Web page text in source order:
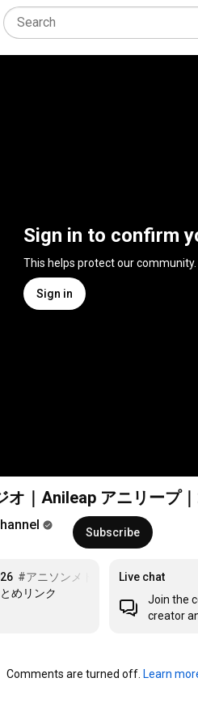
Sign in to confirm
This helps protect our community.
Sign in
オ｜Anileap アニリープ
Subscribe
#アニソンメドレー #studymusic
Live chat
Join the
creator
Comments are turned off. Learn